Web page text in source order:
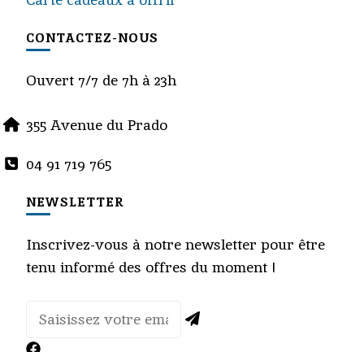
CONTACTEZ-NOUS
Ouvert 7/7 de 7h à 23h
355 Avenue du Prado
04 91 719 765
NEWSLETTER
Inscrivez-vous à notre newsletter pour être
tenu informé des offres du moment !